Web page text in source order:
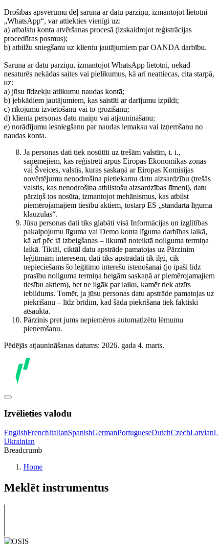
Drošības apsvērumu dēļ saruna ar datu pārziņu, izmantojot lietotni
„WhatsApp“, var attiekties vienīgi uz:
a) atbalstu konta atvēršanas procesā (izskaidrojot reģistrācijas
procedūras posmus);
b) atbilžu sniegšanu uz klientu jautājumiem par OANDA darbību.
Saruna ar datu pārziņu, izmantojot WhatsApp lietotni, nekad
nesaturēs nekādas saites vai pielikumus, kā arī neattiecas, cita starpā,
uz:
a) jūsu līdzekļu atlikumu naudas kontā;
b) jebkādiem jautājumiem, kas saistīti ar darījumu izpildi;
c) rīkojumu izvietošanu vai to grozīšanu;
d) klienta personas datu maiņu vai atjaunināšanu;
e) norādījumu iesniegšanu par naudas iemaksu vai izņemšanu no
naudas konta.
Ja personas dati tiek nosūtīti uz trešām valstīm, t. i.,
saņēmējiem, kas reģistrēti ārpus Eiropas Ekonomikas zonas
vai Šveices, valstīs, kuras saskaņā ar Eiropas Komisijas
novērtējumu nenodrošina pietiekamu datu aizsardzību (trešās
valstis, kas nenodrošina atbilstošu aizsardzības līmeni), datu
pārziņš tos nosūta, izmantojot mehānismus, kas atbilst
piemērojamajiem tiesību aktiem, tostarp ES „standarta līguma
klauzulas“.
Jūsu personas dati tiks glabāti visā Informācijas un izglītības
pakalpojumu līguma vai Demo konta līguma darbības laikā,
kā arī pēc tā izbeigšanas – likumā noteiktā noilguma termiņa
laikā. Tiktāl, ciktāl datu apstrāde pamatojas uz Pārzinim
leģitīmām interesēm, dati tiks apstrādāti tik ilgi, cik
nepieciešams šo leģitīmo interešu īstenošanai (jo īpaši līdz
prasību noilguma termiņa beigām saskaņā ar piemērojamajiem
tiesību aktiem), bet ne ilgāk par laiku, kamēr tiek atzīts
iebildums. Tomēr, ja jūsu personas datu apstrāde pamatojas uz
piekrišanu – līdz brīdim, kad šāda piekrišana tiek faktiski
atsaukta.
Pārzinis pret jums nepiemēros automatizētu lēmumu
pieņemšanu.
Pēdējās atjaunināšanas datums: 2026. gada 4. marts.
Izvēlieties valodu
EnglishFrenchItalianSpanishGermanPortugueseDutchCzechLatvian
Ukrainian
Breadcrumb
Home
Meklēt instrumentus